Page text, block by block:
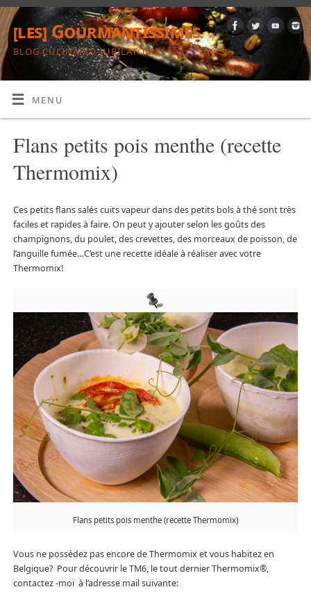
[les] Gourmantissimes
BLOG CULINARIO-JUBILATOIRE
MENU
Flans petits pois menthe (recette
Thermomix)
Ces petits flans salés cuits vapeur dans des petits bols à thé sont très
faciles et rapides à faire. On peut y ajouter selon les goûts des
champignons, du poulet, des crevettes, des morceaux de poisson, de
l’anguille fumée…C’est une recette idéale à réaliser avec votre
Thermomix!
Flans petits pois menthe (recette Thermomix)
Vous ne possédez pas encore de Thermomix et vous habitez en
Belgique? Pour découvrir le TM6, le tout dernier Thermomix®,
contactez -moi à l’adresse mail suivante: